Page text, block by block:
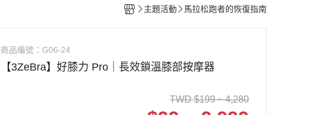
手部護理
腿部按摩
按摩小知識
小編情報誌
主題活動 馬拉松跑者的恢復指南
商品編號： G06-24
【3ZeBra】好膝力 Pro｜長效鎖溫膝部按摩器
TWD $199 ~ 4,280